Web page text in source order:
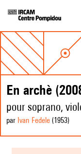
En archè
pour soprano,
par Ivan Fedele (1953)